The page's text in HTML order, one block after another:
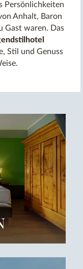
Persönlichkeiten
Anhalt, Baron
Gast waren. Das
Stil und Genuss